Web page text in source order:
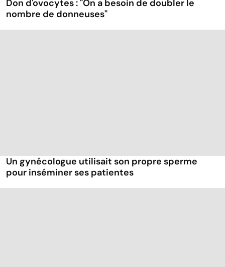
Don d'ovocytes : "On a besoin de doubler le
nombre de donneuses"
Un gynécologue utilisait son propre sperme
pour inséminer ses patientes